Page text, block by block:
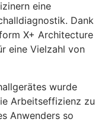
eine
Dank
X+ Architecture
eine Vielzahl von
wurde
Arbeitseffizienz zu
Anwenders so